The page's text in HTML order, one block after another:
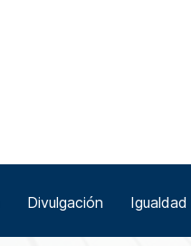
Divulgación Igualdad